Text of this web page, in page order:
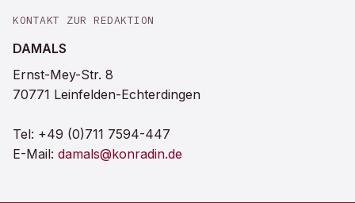
KONTAKT ZUR REDAKTION
DAMALS
Ernst-Mey-Str. 8
70771 Leinfelden-Echterdingen
Tel: +49 (0)711 7594-447
E-Mail: damals@konradin.de